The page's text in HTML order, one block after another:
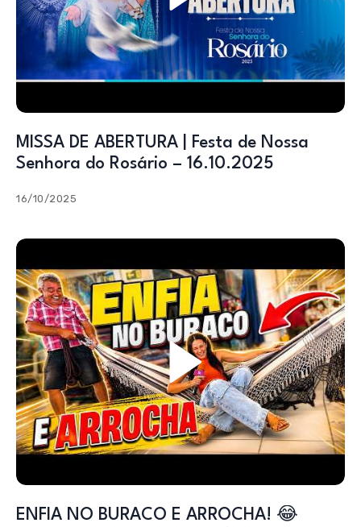
MISSA DE ABERTURA | Festa de Nossa
Senhora do Rosário – 16.10.2025
16/10/2025
ENFIA NO BURACO E ARROCHA! 😂